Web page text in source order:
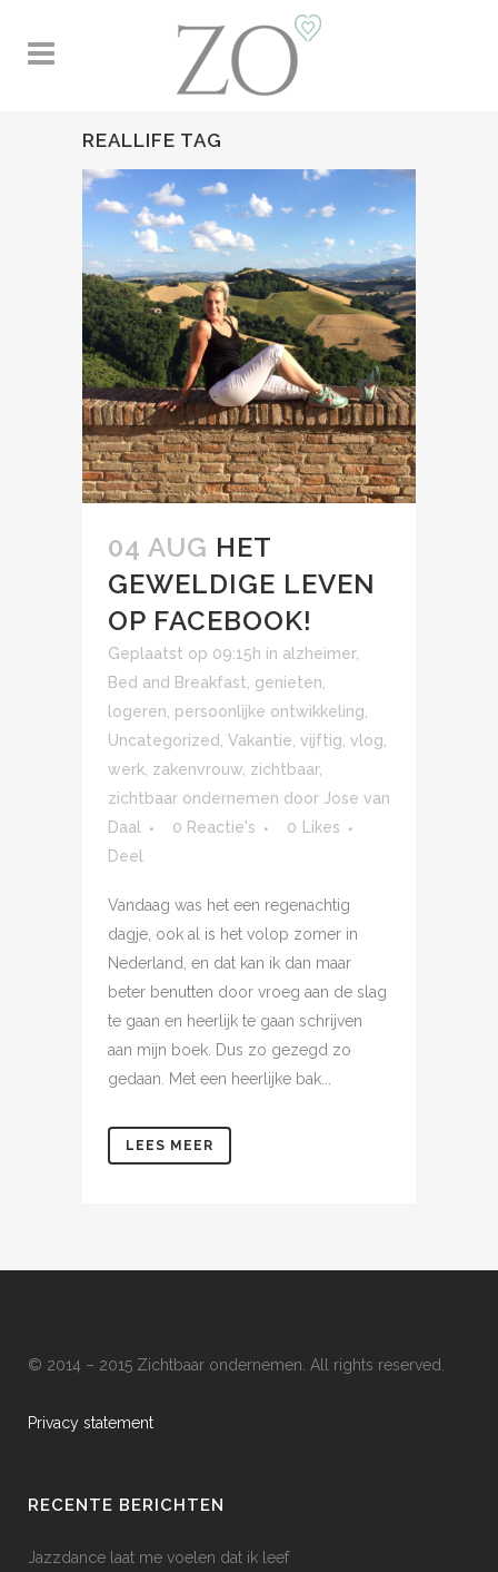
REALLIFE TAG
04 AUG HET
GEWELDIGE LEVEN
OP FACEBOOK!
Geplaatst op 09:15h in alzheimer,
Bed and Breakfast genieten
logeren persoonlijke ontwikkeling
Uncategorized Vakantie vijftig vlog
werk zakenvrouw zichtbaar,
zichtbaar ondernemen door Jose van
Daal
0 Reactie's 0
Likes
Deel
Vandaag was het een regenachtig
dagje, ook al is het volop zomer in
Nederland, en dat kan ik dan maar
beter benutten door vroeg aan de slag
te gaan en heerlijk te gaan schrijven
aan mijn boek. Dus zo gezegd zo
gedaan. Met een heerlijke bak...
LEES MEER
© 2014 – 2015 Zichtbaar ondernemen. All rights reserved.
Privacy statement
RECENTE BERICHTEN
Jazzdance laat me voelen dat ik leef